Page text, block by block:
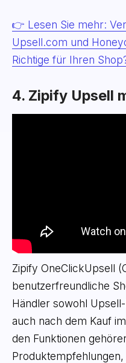
👉 Lesen Sie mehr:
Upsell.com und
Richtige für Ihren
4. Zipify Upsell
Zipify OneClickUpsell
benutzerfreundliche
Händler sowohl
auch nach dem Kauf
den Funktionen